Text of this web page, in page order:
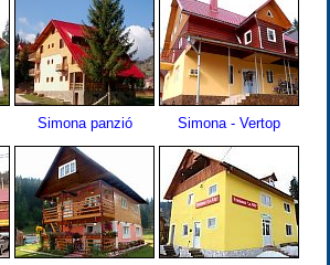
Simona panzió Simona - Vertop